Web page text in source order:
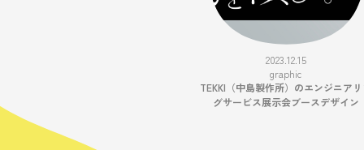
2023.12.15
graphic
TEKKI（中島製作所）のエンジニア
グサービス展示会ブースデザイン